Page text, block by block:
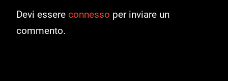
Devi essere connesso per inviare un
commento.